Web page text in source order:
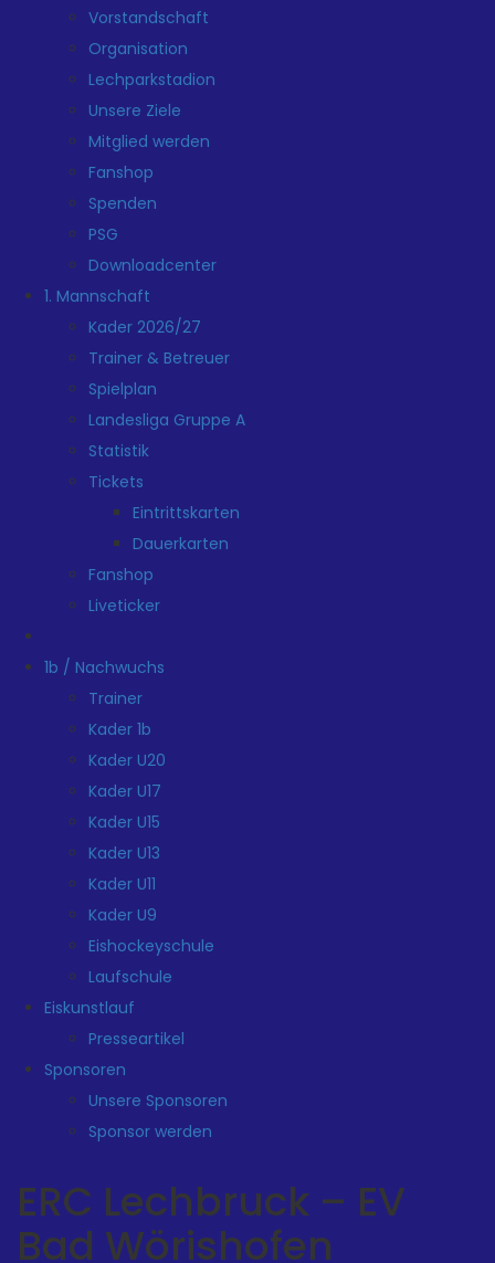
Vorstandschaft
Organisation
Lechparkstadion
Unsere Ziele
Mitglied werden
Fanshop
Spenden
PSG
Downloadcenter
1. Mannschaft
Kader 2026/27
Trainer & Betreuer
Spielplan
Landesliga Gruppe A
Statistik
Tickets
Eintrittskarten
Dauerkarten
Fanshop
Liveticker
1b / Nachwuchs
Trainer
Kader 1b
Kader U20
Kader U17
Kader U15
Kader U13
Kader U11
Kader U9
Eishockeyschule
Laufschule
Eiskunstlauf
Presseartikel
Sponsoren
Unsere Sponsoren
Sponsor werden
ERC Lechbruck – EV
Bad Wörishofen